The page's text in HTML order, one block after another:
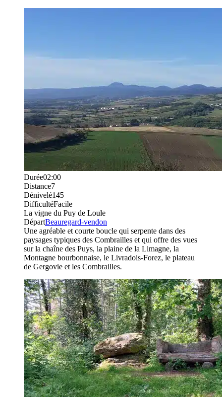
Durée02:00
Distance7
Dénivelé145
DifficultéFacile
La vigne du Puy de Loule
DépartBeauregard-vendon
Une agréable et courte boucle qui serpente dans des
paysages typiques des Combrailles et qui offre des vues
sur la chaîne des Puys, la plaine de la Limagne, la
Montagne bourbonnaise, le Livradois-Forez, le plateau
de Gergovie et les Combrailles.